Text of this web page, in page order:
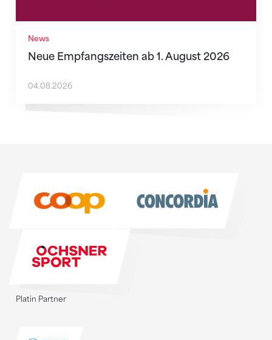
News
Neue Empfangszeiten ab 1. August 2026
04.08.2026
Platin Partner